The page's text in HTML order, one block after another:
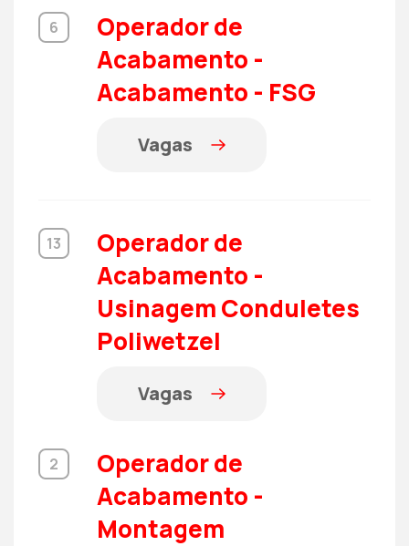
6
Operador de
Acabamento -
Acabamento - FSG
Vagas
13
Operador de
Acabamento -
Usinagem Conduletes
Poliwetzel
Vagas
2
Operador de
Acabamento -
Montagem